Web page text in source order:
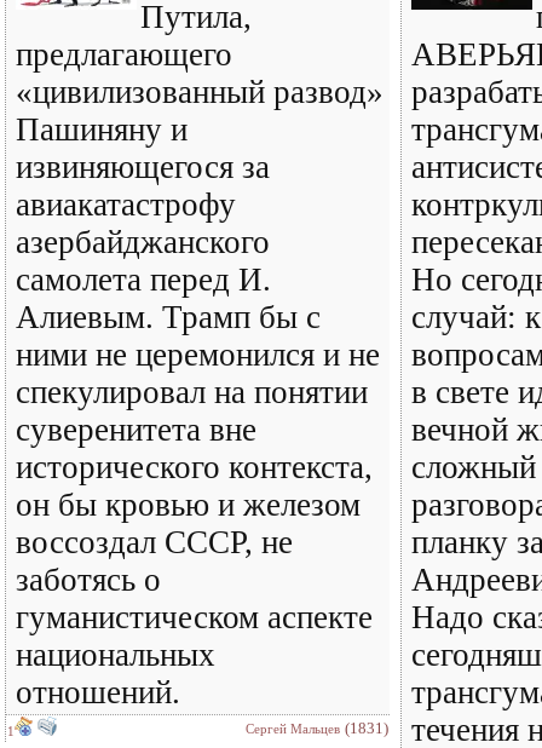
Путила,
предлагающего
«цивилизованный развод»
Пашиняну и
извиняющегося за
авиакатастрофу
азербайджанского
самолета перед И.
Алиевым. Трамп бы с
ними не церемонился и не
спекулировал на понятии
суверенитета вне
исторического контекста,
он бы кровью и железом
воссоздал СССР, не
заботясь о
гуманистическом аспекте
национальных
отношений.
1 Сергей Мальцев (1831)
Но
случай:
в свете
вечной
сложный
планку
Надо
течения